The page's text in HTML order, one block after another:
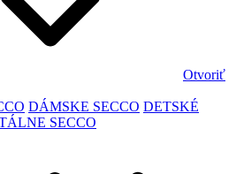
Otvoriť
DÁMSKE SECCO DETSKÉ
SECCO